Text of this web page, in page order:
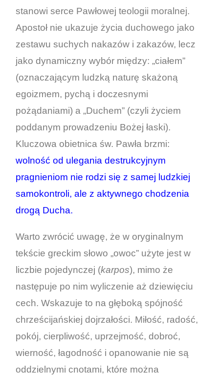
stanowi serce Pawłowej teologii moralnej.
Apostoł nie ukazuje życia duchowego jako
zestawu suchych nakazów i zakazów, lecz
jako dynamiczny wybór między: „ciałem”
(oznaczającym ludzką naturę skażoną
egoizmem, pychą i doczesnymi
pożądaniami) a „Duchem” (czyli życiem
poddanym prowadzeniu Bożej łaski).
Kluczowa obietnica św. Pawła brzmi:
wolność od ulegania destrukcyjnym
pragnieniom nie rodzi się z samej ludzkiej
samokontroli, ale z aktywnego chodzenia
drogą Ducha.
Warto zwrócić uwagę, że w oryginalnym
tekście greckim słowo „owoc” użyte jest w
liczbie pojedynczej (karpos), mimo że
następuje po nim wyliczenie aż dziewięciu
cech. Wskazuje to na głęboką spójność
chrześcijańskiej dojrzałości. Miłość, radość,
pokój, cierpliwość, uprzejmość, dobroć,
wierność, łagodność i opanowanie nie są
oddzielnymi cnotami, które można